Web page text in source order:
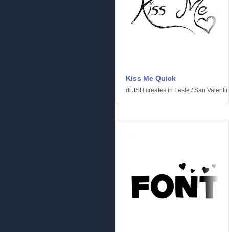
Kiss Me Quick
di JSH creates in Feste /San